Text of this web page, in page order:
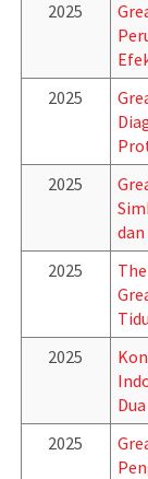
2025
2025
2025
2025
2025
2025